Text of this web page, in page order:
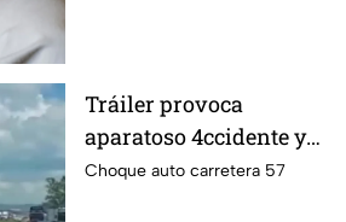
Tráiler provoca
aparatoso 4ccidente y
desaparece en la
Choque auto carretera 57